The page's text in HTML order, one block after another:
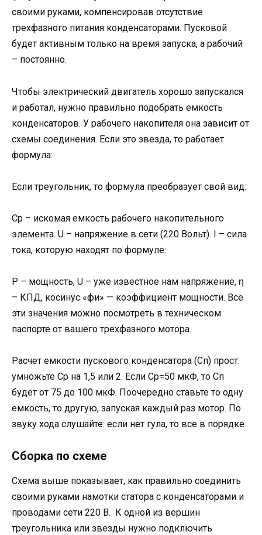
своими руками, компенсировав отсутствие
трехфазного питания конденсаторами. Пусковой
будет активным только на время запуска, а рабочий
– постоянно.
Чтобы электрический двигатель хорошо запускался
и работал, нужно правильно подобрать емкость
конденсаторов. У рабочего накопителя она зависит от
схемы соединения. Если это звезда, то работает
формула:
Если треугольник, то формула преобразует свой вид:
Ср – искомая емкость рабочего накопительного
элемента. U – напряжение в сети (220 Вольт). I – сила
тока, которую находят по формуле:
Р – мощность, U – уже известное нам напряжение, ƞ
– КПД, косинус «фи» — коэффициент мощности. Все
эти значения можно посмотреть в техническом
паспорте от вашего трехфазного мотора.
Расчет емкости пускового конденсатора (Сп) прост:
умножьте Ср на 1,5 или 2. Если Ср=50 мкФ, то Сп
будет от 75 до 100 мкФ. Поочередно ставьте то одну
емкость, то другую, запуская каждый раз мотор. По
звуку хода слушайте: если нет гула, то все в порядке.
Сборка по схеме
Схема выше показывает, как правильно соединить
своими руками намотки статора с конденсаторами и
проводами сети 220 В. К одной из вершин
треугольника или звезды нужно подключить